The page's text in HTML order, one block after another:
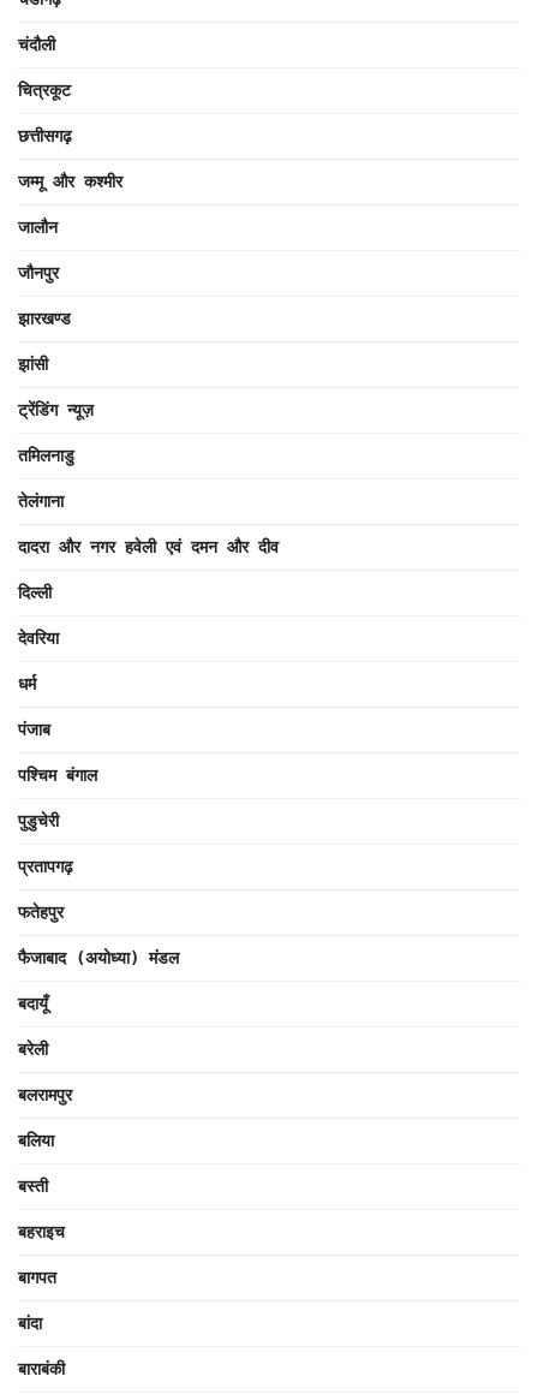
चंदौली
चित्रकूट
छत्तीसगढ़
जम्मू और कश्मीर
जालौन
जौनपुर
झारखण्ड
झांसी
ट्रेंडिंग न्यूज़
तमिलनाडु
तेलंगाना
दादरा और नगर हवेली एवं दमन और दीव
दिल्ली
देवरिया
धर्म
पंजाब
पश्चिम बंगाल
पुडुचेरी
प्रतापगढ़
फतेहपुर
फैजाबाद (अयोध्या) मंडल
बदायूँ
बरेली
बलरामपुर
बलिया
बस्ती
बहराइच
बागपत
बांदा
बाराबंकी